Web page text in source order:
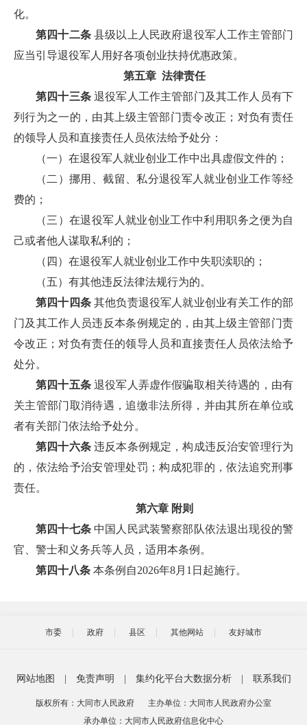
化。
第四十二条县级以上人民政府退役军人工作主管部门
应当引导退役军人用好各项创业扶持优惠政策。
第五章 法律责任
第四十三条退役军人工作主管部门及其工作人员有下
列行为之一的，由其上级主管部门责令改正；对负有责任
的领导人员和直接责任人员依法给予处分：
（一）在退役军人就业创业工作中出具虚假文件的；
（二）挪用、截留、私分退役军人就业创业工作等经
费的；
（三）在退役军人就业创业工作中利用职务之便为自
己或者他人谋取私利的；
（四）在退役军人就业创业工作中失职渎职的；
（五）有其他违反法律法规行为的。
第四十四条其他负责退役军人就业创业有关工作的部
门及其工作人员违反本条例规定的，由其上级主管部门责
令改正；对负有责任的领导人员和直接责任人员依法给予
处分。
第四十五条退役军人弄虚作假骗取相关待遇的，由有
关主管部门取消待遇，追缴非法所得，并由其所在单位或
者有关部门依法给予处分。
第四十六条违反本条例规定，构成违反治安管理行为
的，依法给予治安管理处罚；构成犯罪的，依法追究刑事
责任。
第六章 附则
第四十七条中国人民武装警察部队依法退出现役的警
官、警士和义务兵等人员，适用本条例。
第四十八条 本条例自2026年8月1日起施行。
市委 政府 县区 其他网站 友好城市
网站地图 免责声明 集约化平台大数据分析 联系我们
版权所有：大同市人民政府
主办单位：大同市人民政府办公室
承办单位：大同市人民政府信息化中心